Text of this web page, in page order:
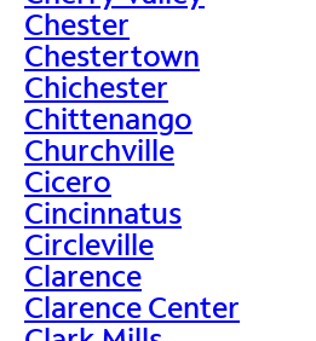
Chester
Chestertown
Chichester
Chittenango
Churchville
Cicero
Cincinnatus
Circleville
Clarence
Clarence Center